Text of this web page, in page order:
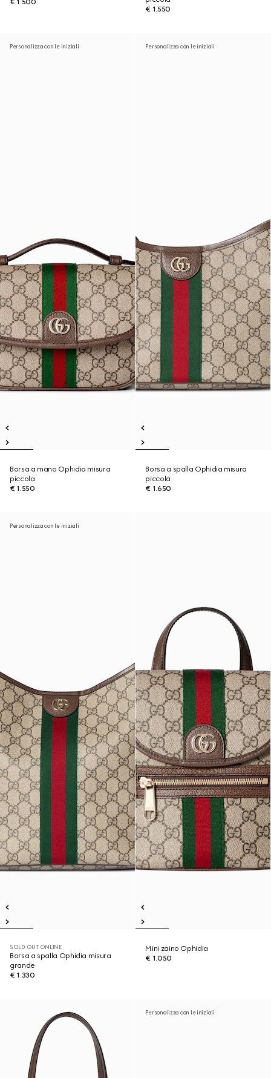
€ 1.500
€ 1.550
Personalizza con le iniziali
Borsa a mano Ophidia misura
piccola
€ 1.550
Personalizza con le iniziali
Borsa a spalla Ophidia misura
piccola
€ 1.650
Personalizza con le iniziali
SOLD OUT ONLINE
Borsa a spalla Ophidia misura
grande
€ 1.330
Mini zaino Ophidia
€ 1.050
Personalizza con le iniziali